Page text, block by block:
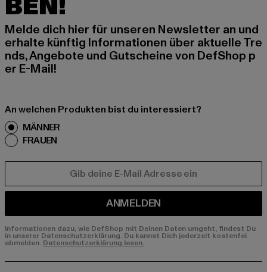
BEN!
Melde dich hier für unseren Newsletter an und
erhalte künftig Informationen über aktuelle Tre
nds, Angebote und Gutscheine von DefShop p
er E-Mail!
An welchen Produkten bist du interessiert?
MÄNNER
FRAUEN
ANMELDEN
Informationen dazu, wie DefShop mit Deinen Daten umgeht, findest Du
in unserer Datenschutzerklärung. Du kannst Dich jederzeit kostenfei
abmelden. Datenschutzerklärung lesen.